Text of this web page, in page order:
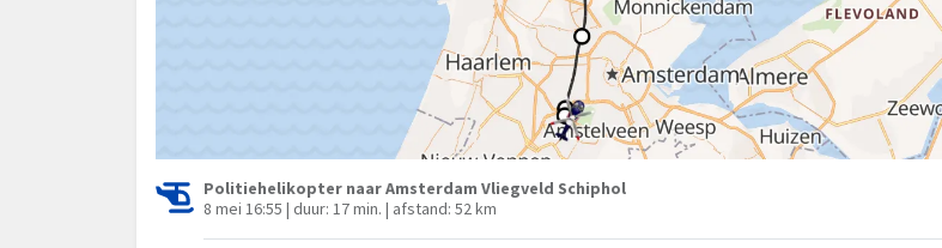
Politiehelikopter naar Amsterdam Vliegveld Schiphol
8 mei 16:55 | duur: 17 min. | afstand: 52 km